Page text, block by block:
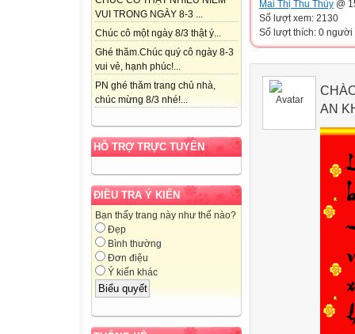
VUI TRONG NGÀY 8-3 ...
Chúc cô một ngày 8/3 thật ý...
Ghé thăm.Chúc quý cô ngày 8-3
vui vẻ, hạnh phúc!...
PN ghé thăm trang chủ nhà,
chúc mừng 8/3 nhé!...
HỖ TRỢ TRỰC TUYẾN
ĐIỀU TRA Ý KIẾN
Bạn thấy trang này như thế nào?
Đẹp
Bình thường
Đơn điệu
Ý kiến khác
Mai Thị Thu Thủy @
Số lượt xem: 2130
Số lượt thích: 0 người
AN